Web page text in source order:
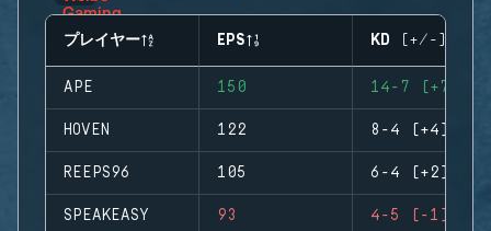
プレイヤー EPS KD (+/-)
APE 150 14-7 (+7)
HOVEN 122 8-4 (+4)
REEPS96 105 6-4 (+2)
SPEAKEASY 93 4-5 (-1)